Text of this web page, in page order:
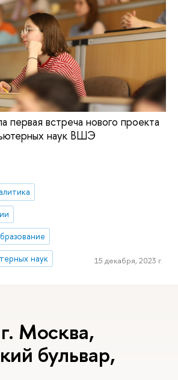
первая встреча нового проекта
наук ВШЭ
наук
15 декабря, 2023 г.
Москва,
бульвар,